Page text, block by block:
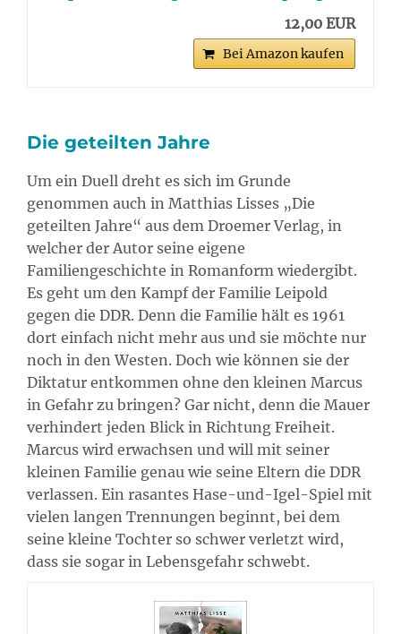
12,00 EUR
Bei Amazon kaufen
Die geteilten Jahre
Um ein Duell dreht es sich im Grunde
genommen auch in Matthias Lisses „Die
geteilten Jahre“ aus dem Droemer Verlag, in
welcher der Autor seine eigene
Familiengeschichte in Romanform wiedergibt.
Es geht um den Kampf der Familie Leipold
gegen die DDR. Denn die Familie hält es 1961
dort einfach nicht mehr aus und sie möchte nur
noch in den Westen. Doch wie können sie der
Diktatur entkommen ohne den kleinen Marcus
in Gefahr zu bringen? Gar nicht, denn die Mauer
verhindert jeden Blick in Richtung Freiheit.
Marcus wird erwachsen und will mit seiner
kleinen Familie genau wie seine Eltern die DDR
verlassen. Ein rasantes Hase-und-Igel-Spiel mit
vielen langen Trennungen beginnt, bei dem
seine kleine Tochter so schwer verletzt wird,
dass sie sogar in Lebensgefahr schwebt.